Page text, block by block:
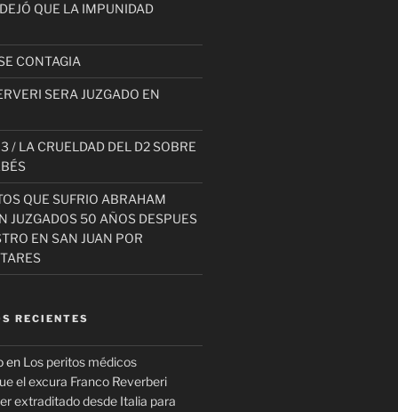
QUE LA IMPUNIDAD
CONTAGIA
SERA JUZGADO EN
/ LA CRUELDAD DEL D2 SOBRE
QUE SUFRIO ABRAHAM
JUZGADOS 50 AÑOS DESPUES
EN SAN JUAN POR
RECIENTES
en Los peritos médicos
el excura Franco Reverberi
extraditado desde Italia para